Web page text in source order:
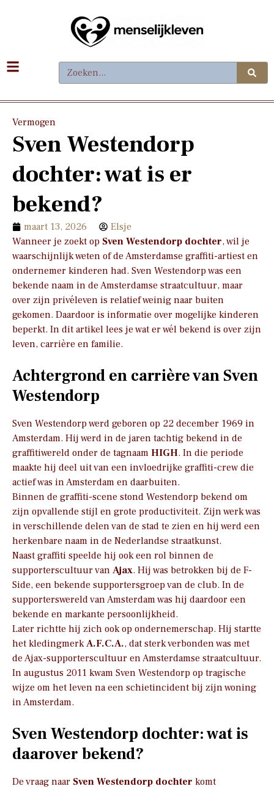
Vermogen
Sven Westendorp
dochter: wat is er
bekend?
maart 13, 2026
Elsje
Wanneer je zoekt op Sven Westendorp dochter, wil je
waarschijnlijk weten of de Amsterdamse graffiti-artiest en
ondernemer kinderen had. Sven Westendorp was een
bekende naam in de Amsterdamse straatcultuur, maar
over zijn privéleven is relatief weinig naar buiten
gekomen. Daardoor is informatie over mogelijke kinderen
beperkt. In dit artikel lees je wat er wél bekend is over zijn
leven, carrière en familie.
Achtergrond en carrière van Sven
Westendorp
Sven Westendorp werd geboren op 22 december 1969 in
Amsterdam. Hij werd in de jaren tachtig bekend in de
graffitiwereld onder de tagnaam HIGH. In die periode
maakte hij deel uit van een invloedrijke graffiti-crew die
actief was in Amsterdam en daarbuiten.
Binnen de graffiti-scene stond Westendorp bekend om
zijn opvallende stijl en grote productiviteit. Zijn werk was
in verschillende delen van de stad te zien en hij werd een
herkenbare naam in de Nederlandse straatkunst.
Naast graffiti speelde hij ook een rol binnen de
supporterscultuur van Ajax. Hij was betrokken bij de F-
Side, een bekende supportersgroep van de club. In de
supporterswereld van Amsterdam was hij daardoor een
bekende en markante persoonlijkheid.
Later richtte hij zich ook op ondernemerschap. Hij startte
het kledingmerkA.F.C.A., dat sterk verbonden was met
de Ajax-supporterscultuur en Amsterdamse straatcultuur.
In augustus 2011 kwam Sven Westendorp op tragische
wijze om het leven na een schietincident bij zijn woning
in Amsterdam.
Sven Westendorp dochter: wat is
daarover bekend?
De vraag naar Sven Westendorp dochter komt